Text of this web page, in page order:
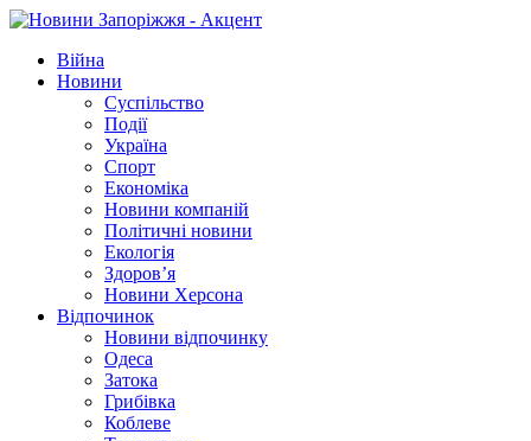
Війна
Новини
Суспільство
Події
Україна
Спорт
Економіка
Новини компаній
Політичні новини
Екологія
Здоров’я
Новини Херсона
Відпочинок
Новини відпочинку
Одеса
Затока
Грибівка
Коблеве